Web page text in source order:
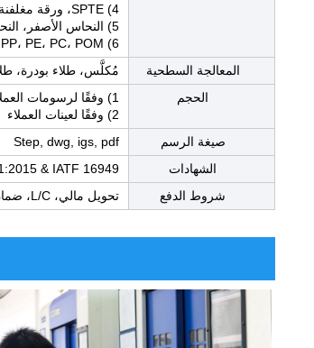
4) SPTE، ورقة مغلفنة
5) النحاس الأصفر، النحاس
6) ABS، PP، PE، PC، POM
المعالجة السطحية
مُكلَّس، طلاء بودرة،
الحجم
1) وفقًا لرسومات العملاء
2) وفقًا لعينات العملاء
صيغة الرسم
Step, dwg, igs, pdf
الشهادات
& IATF 16949
شروط الدفع
تحويل مالي، L/C، ضمان التجارة